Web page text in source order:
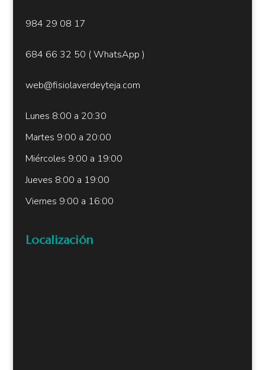
984 29 08 17
684 66 32 50 ( WhatsApp )
web@fisiolaverdeyteja.com
Lunes 8:00 a 20:30
Martes 9:00 a 20:00
Miércoles 9:00 a 19:00
Jueves 8:00 a 19:00
Viernes 9:00 a 16:00
Localización